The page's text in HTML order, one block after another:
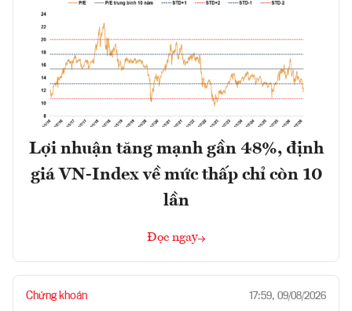
Lợi nhuận tăng mạnh gần 48%, định
giá VN-Index về mức thấp chỉ còn 10
lần
Đọc ngay
Chứng khoán 17:59, 09/08/2026